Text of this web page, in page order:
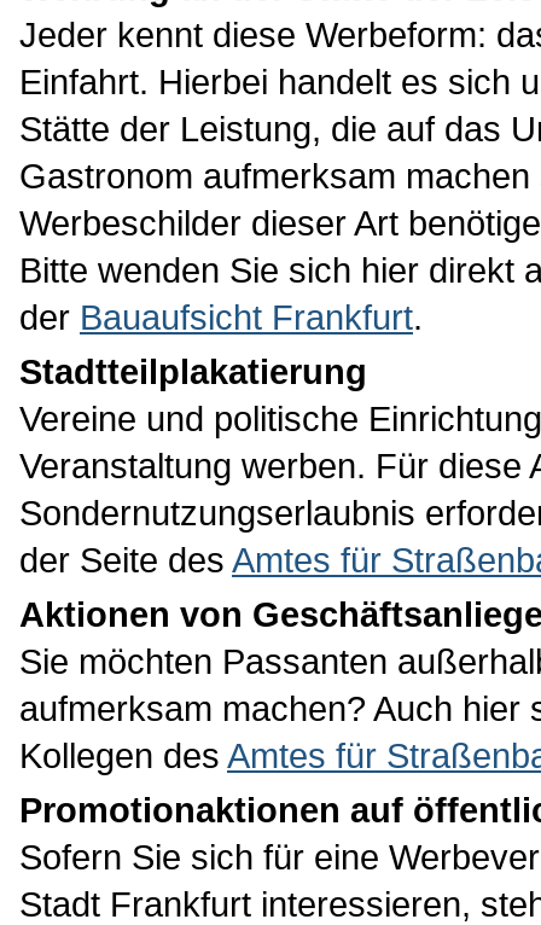
Jeder kennt diese Werbeform:
Einfahrt. Hierbei handelt es sich
Stätte der Leistung, die auf das
Gastronom aufmerksam machen
Werbeschilder dieser Art
Bitte wenden Sie sich hier direkt
der Bauaufsicht Frankfurt.
Stadtteilplakatierung
Vereine und politische
Veranstaltung werben. Für diese
Sondernutzungserlaubnis
der Seite des Amtes für
Aktionen von
Sie möchten Passanten
aufmerksam machen? Auch hier
Kollegen des Amtes für
Promotionaktionen auf
Sofern Sie sich für eine
Stadt Frankfurt interessieren,